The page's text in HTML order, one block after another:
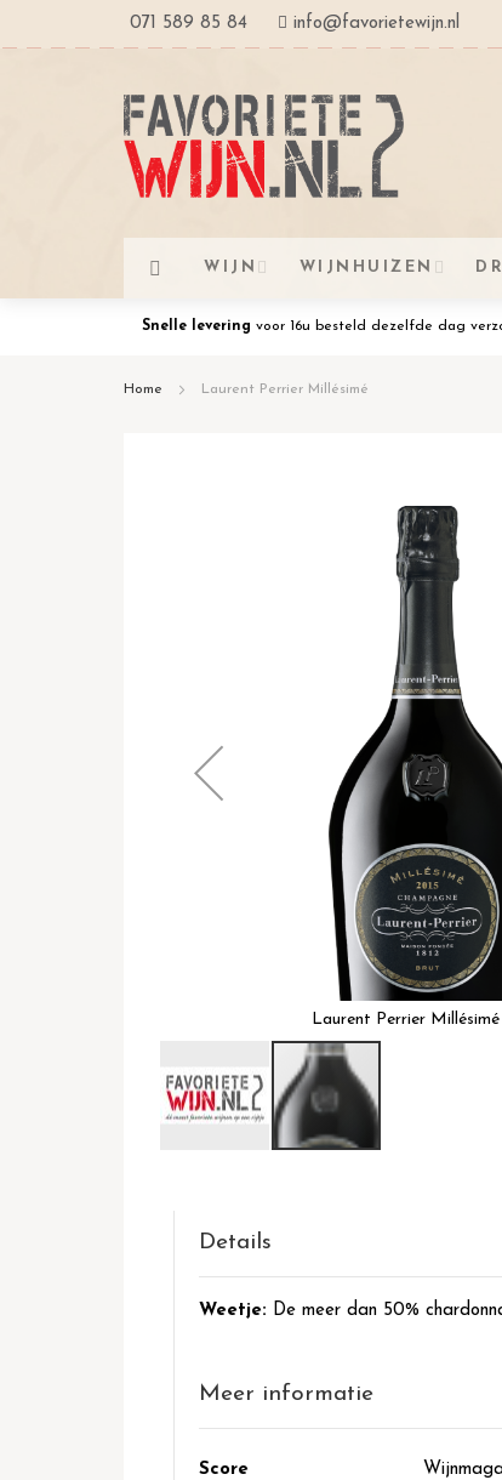
Ga
de
inhoud
071 589 85 84 info@favorietewijn.nl
WIJN WIJNHUIZEN
Snelle levering voor 16u besteld dezelfde dag
Home Laurent Perrier Millésimé
Laurent Perrier Millésimé
het
afbeeldingen-
Details
Weetje: De meer dan 50%
Meer informatie
Meer
Score